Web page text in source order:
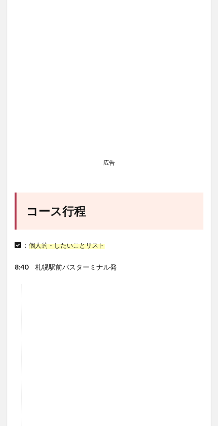
広告
コース行程
： 個人的・したいことリスト
8:40札幌駅前バスターミナル発